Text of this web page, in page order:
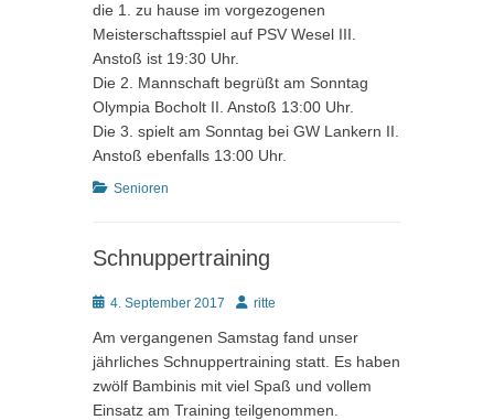
die 1. zu hause im vorgezogenen
Meisterschaftsspiel auf PSV Wesel III.
Anstoß ist 19:30 Uhr.
Die 2. Mannschaft begrüßt am Sonntag
Olympia Bocholt II. Anstoß 13:00 Uhr.
Die 3. spielt am Sonntag bei GW Lankern II.
Anstoß ebenfalls 13:00 Uhr.
Kategorien
Senioren
Schnuppertraining
Posted
4. September 2017 Autor
ritte
Am vergangenen Samstag fand unser
jährliches Schnuppertraining statt. Es haben
zwölf Bambinis mit viel Spaß und vollem
Einsatz am Training teilgenommen.